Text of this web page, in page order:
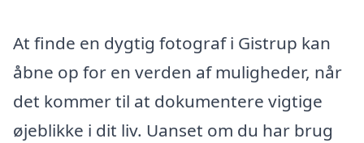
At finde en dygtig fotograf i Gistrup kan
åbne op for en verden af muligheder, når
det kommer til at dokumentere vigtige
øjeblikke i dit liv. Uanset om du har brug